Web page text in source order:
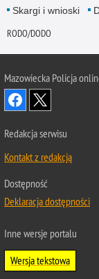
Skargi i wnioski
RODO/DODO
Mazowiecka Policja
Redakcja serwisu
Kontakt z redakcją
Dostępność
Deklaracja dostępności
Inne wersje portalu
Wersja tekstowa